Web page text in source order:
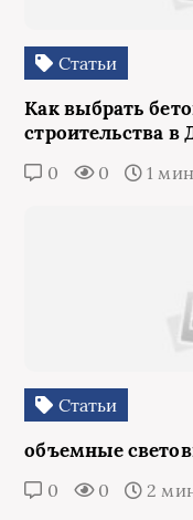
Статьи
Как выбрать
строительства в
0 0 1
Статьи
объемные
0 0 2